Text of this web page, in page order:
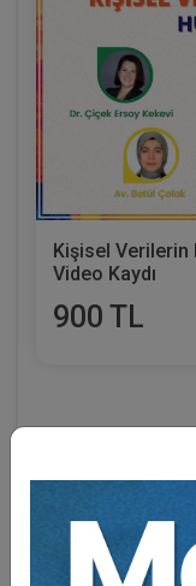
Kişisel Verilerin
Video Kaydı
900 TL
Eğitmen